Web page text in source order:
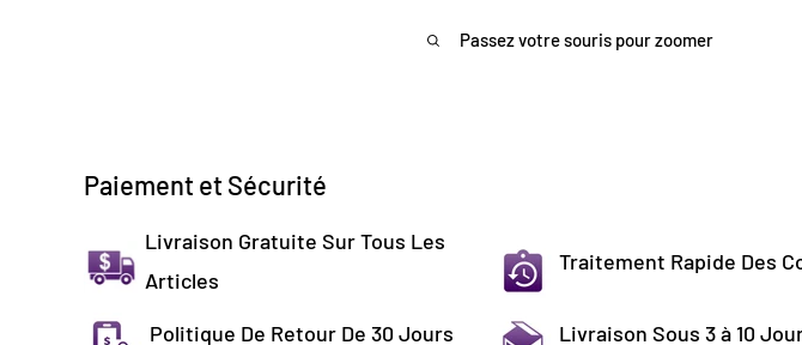
Passez votre souris pour zoomer
Paiement et Sécurité
Livraison Gratuite Sur Tous Les
Articles
Traitement Rapide Des
Politique De Retour De 30 Jours Livraison Sous 3 à 10